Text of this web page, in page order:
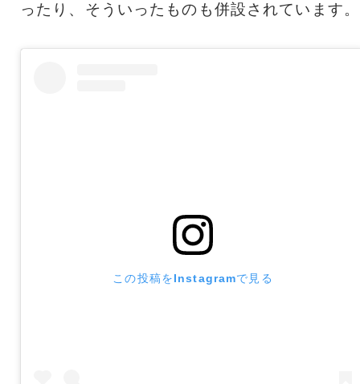
ったり、そういったものも併設されています。
この投稿をInstagramで見る